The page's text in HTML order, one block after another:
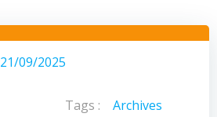
21/09/2025
Tags : Archives